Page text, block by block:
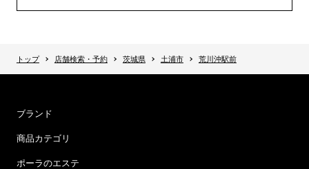
トップ 店舗検索・予約 茨城県 土浦市 荒川沖駅前
ブランド
商品カテゴリ
ポーラのエステ